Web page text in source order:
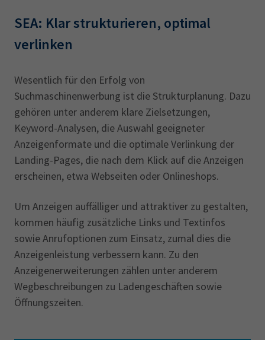
SEA: Klar strukturieren, optimal
verlinken
Wesentlich für den Erfolg von
Suchmaschinenwerbung ist die Strukturplanung. Dazu
gehören unter anderem klare Zielsetzungen,
Keyword-Analysen, die Auswahl geeigneter
Anzeigenformate und die optimale Verlinkung der
Landing-Pages, die nach dem Klick auf die Anzeigen
erscheinen, etwa Webseiten oder Onlineshops.
Um Anzeigen auffälliger und attraktiver zu gestalten,
kommen häufig zusätzliche Links und Textinfos
sowie Anrufoptionen zum Einsatz, zumal dies die
Anzeigenleistung verbessern kann. Zu den
Anzeigenerweiterungen zählen unter anderem
Wegbeschreibungen zu Ladengeschäften sowie
Öffnungszeiten.